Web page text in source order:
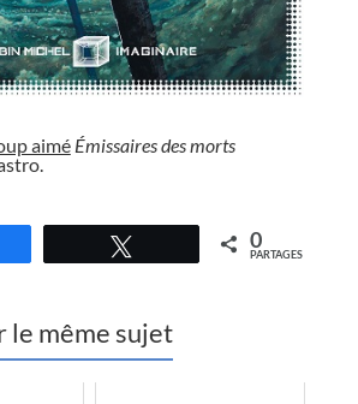
aimé Émissaires des morts
0
PARTAGES
le même sujet